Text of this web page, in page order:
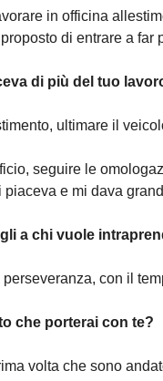
in officina
di entrare a far
di più del tuo
ultimare il
seguire le
piaceva e mi dava
a chi vuole
perseveranza, con il
che porterai con te?
volta che sono